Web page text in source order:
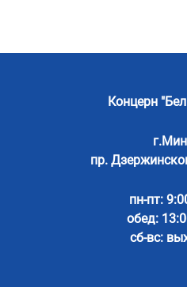
Концерн
пр.
пн-пт:
обед:
сб-вс: